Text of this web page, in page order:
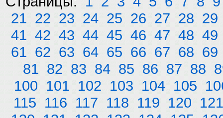
21 22 23 24 25 26 27 28 29
41 42 43 44 45 46 47 48 49
61 62 63 64 65 66 67 68 69
81 82 83 84 85 86 87 88
100 101 102 103 104 105
115 116 117 118 119 120 121